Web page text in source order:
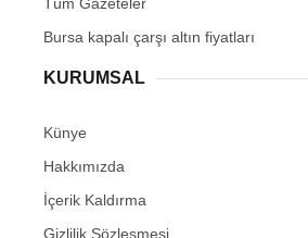
Bursa kapalı çarşı altın fiyatları
KURUMSAL
Künye
Hakkımızda
İçerik Kaldırma
Gizlilik Sözleşmesi